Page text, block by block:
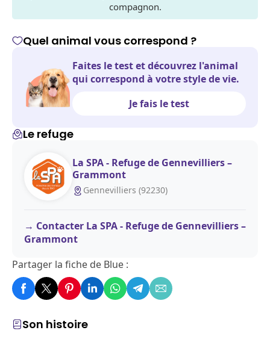
compagnon.
Son histoire
Quel animal vous correspond ?
Faites le test et découvrez l'animal
qui correspond à votre style de vie.
Je fais le test
Le refuge
La SPA - Refuge de Gennevilliers –
Grammont
Gennevilliers (92230)
Contacter La SPA - Refuge de Gennevilliers –
Grammont
Partager la fiche de Blue :